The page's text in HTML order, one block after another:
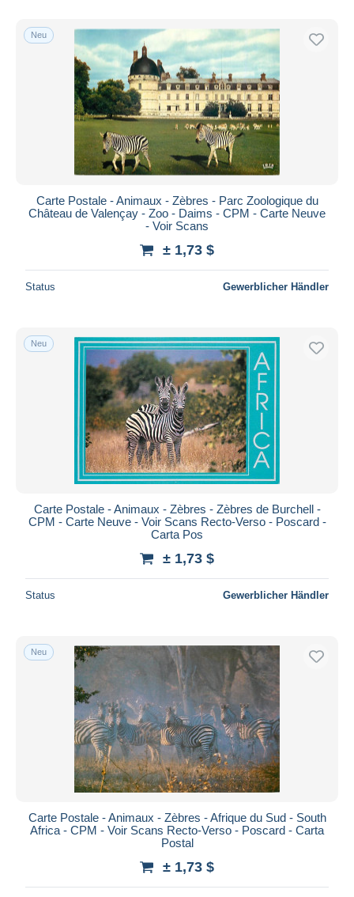
Neu
Carte Postale - Animaux - Zèbres - Parc Zoologique du
Château de Valençay - Zoo - Daims - CPM - Carte Neuve
- Voir Scans
± 1,73 $
Status Gewerblicher Händler
Neu
Carte Postale - Animaux - Zèbres - Zèbres de Burchell -
CPM - Carte Neuve - Voir Scans Recto-Verso - Poscard -
Carta Pos
± 1,73 $
Status Gewerblicher Händler
Neu
Carte Postale - Animaux - Zèbres - Afrique du Sud - South
Africa - CPM - Voir Scans Recto-Verso - Poscard - Carta
Postal
± 1,73 $